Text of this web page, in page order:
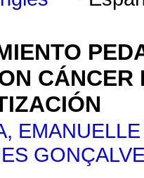
CÁNCER
EMANUELLE